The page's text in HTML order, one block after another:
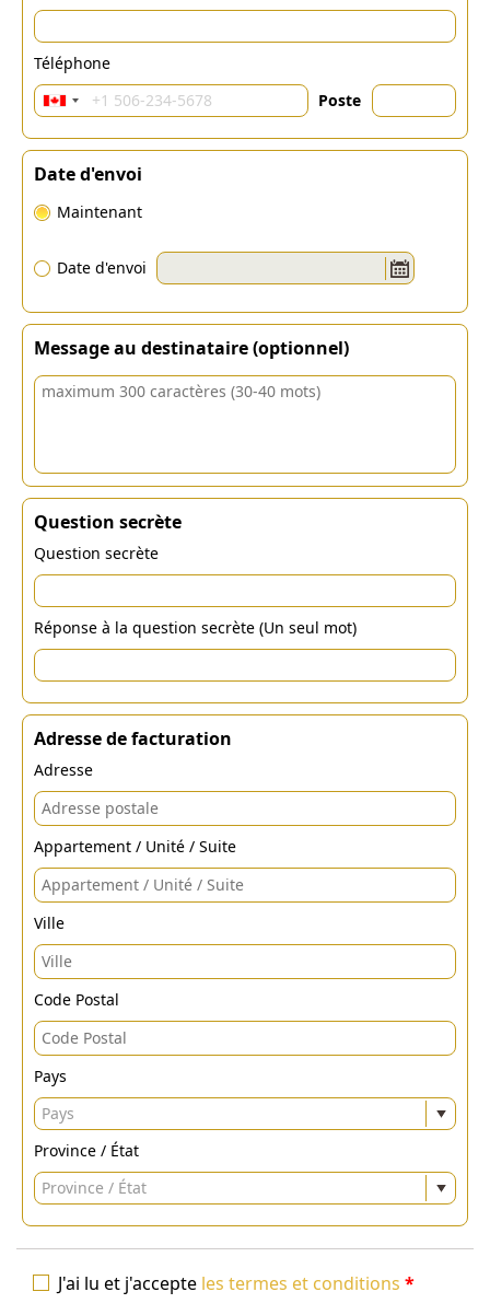
Téléphone
Poste
Date d'envoi
Maintenant
Date d'envoi
Message au destinataire (optionnel)
Question secrète
Question secrète
Réponse à la question secrète (Un seul mot)
Adresse de facturation
Adresse
Appartement / Unité / Suite
Ville
Code Postal
Pays
Pays
Province / État
Province / État
J'ai lu et j'accepte les termes et conditions *